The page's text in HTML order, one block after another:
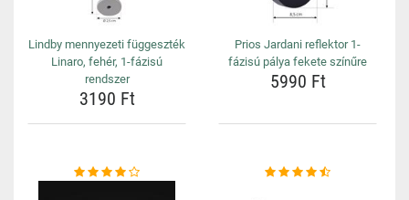
Lindby mennyezeti függeszték
Linaro, fehér, 1-fázisú
rendszer
3190 Ft
Prios Jardani reflektor 1-
fázisú pálya fekete színűre
5990 Ft